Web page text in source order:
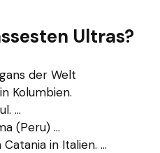
Ultras?
der Welt
Kolumbien.
...
(Peru) ...
in Italien. ...